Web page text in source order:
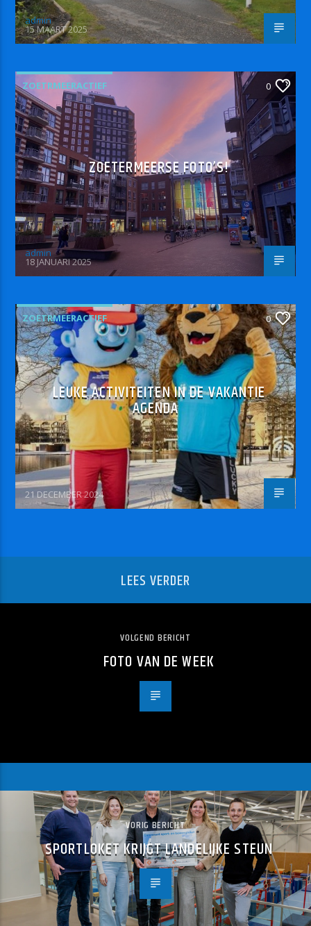
admin
15 MAART 2025
ZOETRMEERACTIEF 0
ZOETERMEERSE FOTO’S!
admin
18 JANUARI 2025
ZOETRMEERACTIEF 0
LEUKE ACTIVITEITEN IN DE VAKANTIE
AGENDA
21 DECEMBER 2024
LEES VERDER
VOLGEND BERICHT
FOTO VAN DE WEEK
VORIG BERICHT
SPORTLOKET KRIJGT LANDELIJKE STEUN